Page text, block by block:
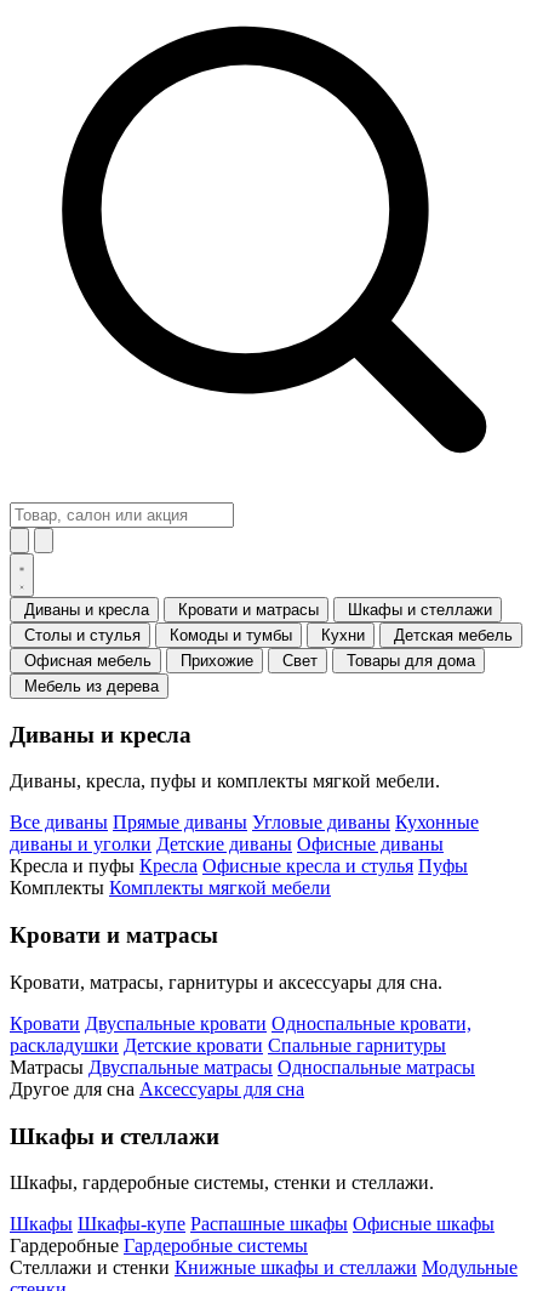
Диваны и кресла Кровати и матрасы
Шкафы и стеллажи
Столы и стулья
Комоды и тумбы Кухни
Детская мебель
Офисная мебель
Прихожие Свет
Товары для дома
Мебель из дерева
Диваны и кресла
Диваны, кресла, пуфы и комплекты мягкой мебели.
Все диваны Прямые диваны Угловые диваны Кухонные
диваны и уголки Детские диваны Офисные диваны
Кресла и пуфы Кресла Офисные кресла и стулья Пуфы
Комплекты Комплекты мягкой мебели
Кровати и матрасы
Кровати, матрасы, гарнитуры и аксессуары для сна.
Кровати Двуспальные кровати Односпальные кровати,
раскладушки Детские кровати Спальные гарнитуры
Матрасы Двуспальные матрасы Односпальные матрасы
Другое для сна Аксессуары для сна
Шкафы и стеллажи
Шкафы, гардеробные системы, стенки и стеллажи.
Шкафы Шкафы-купе Распашные шкафы Офисные шкафы
Гардеробные Гардеробные системы
Стеллажи и стенки Книжные шкафы и стеллажи Модульные